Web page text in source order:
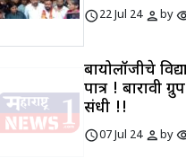
schedule22 Jul 24 personby
बायोलॉजीचे
पात्र ! बारावी
संधी !!
schedule07 Jul 24 personby